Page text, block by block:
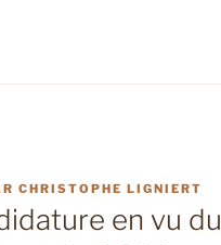
CHRISTOPHE LIGNIERT
en vu du